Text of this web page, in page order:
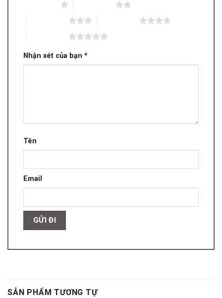
Nhận xét của bạn *
Tên
Email
SẢN PHẨM TƯƠNG TỰ